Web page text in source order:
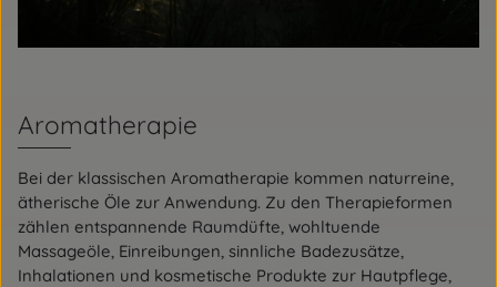
Aromatherapie
Bei der klassischen Aromatherapie kommen naturreine,
ätherische Öle zur Anwendung. Zu den Therapieformen
zählen entspannende Raumdüfte, wohltuende
Massageöle, Einreibungen, sinnliche Badezusätze,
Inhalationen und kosmetische Produkte zur Hautpflege,